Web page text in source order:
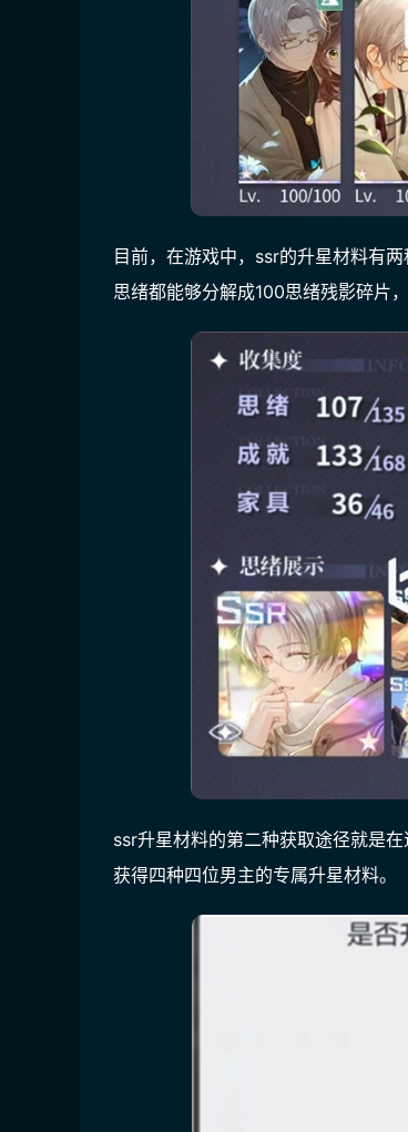
目前，在游戏中，ssr的升星材料有
思绪都能够分解成100思绪残影碎片
ssr升星材料的第二种获取途径就是
获得四种四位男主的专属升星材料。